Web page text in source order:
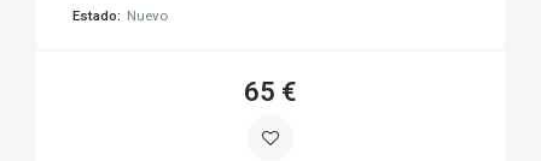
Estado: Nuevo
65 €